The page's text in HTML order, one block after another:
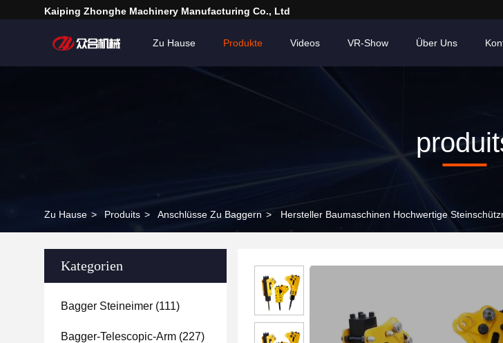
Kaiping Zhonghe Machinery Manufacturing Co., Ltd
Zu Hause Produkte Videos VR-Show Über Uns
Zu Hause > Produits > Anschlüsse Zu Baggern > Hersteller Baumaschinen Hochwertige
Kategorien
Bagger Steineimer (111)
Bagger-Telescopic-Arm (227)